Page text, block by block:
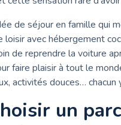
de séjour en famille qui
loisir avec hébergement
de reprendre la voiture
faire plaisir à tout le
activités douces… chacun
un